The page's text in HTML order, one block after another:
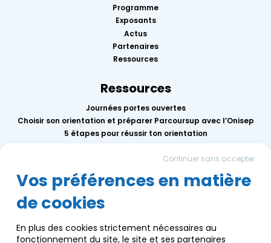
Programme
Exposants
Actus
Partenaires
Ressources
Ressources
Journées portes ouvertes
Choisir son orientation et préparer Parcoursup avec l’Onisep
5 étapes pour réussir ton orientation
Mercredis de l’orientation
Calendrier des événements AEF info
Groupe AEF
Nous contacter
Continuer sans accepter
Vos préférences en matière
de cookies
En plus des cookies strictement nécessaires au
fonctionnement du site, le site et ses partenaires